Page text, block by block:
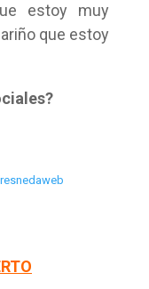
estoy muy
que estoy